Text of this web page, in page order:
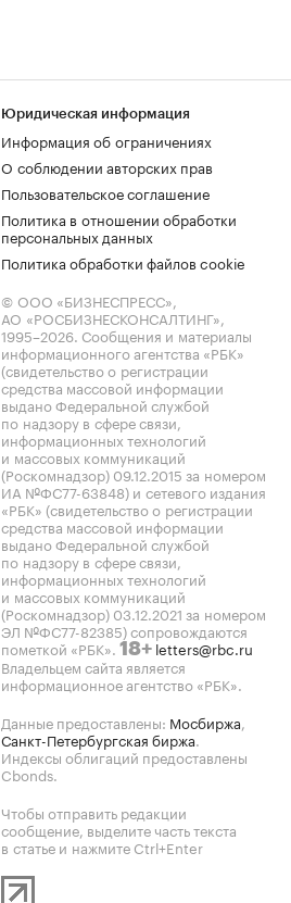
Юридическая информация
Информация об ограничениях
О соблюдении авторских прав
Пользовательское соглашение
Политика в отношении обработки
персональных данных
Политика обработки файлов cookie
© ООО «БИЗНЕСПРЕСС»,
АО «РОСБИЗНЕСКОНСАЛТИНГ»,
1995–2026. Сообщения и материалы
информационного агентства «РБК»
(свидетельство о регистрации
средства массовой информации
выдано Федеральной службой
по надзору в сфере связи,
информационных технологий
и массовых коммуникаций
(Роскомнадзор) 09.12.2015 за номером
ИА №ФС77-63848) и сетевого издания
«РБК» (свидетельство о регистрации
средства массовой информации
выдано Федеральной службой
по надзору в сфере связи,
информационных технологий
и массовых коммуникаций
(Роскомнадзор) 03.12.2021 за номером
ЭЛ №ФС77-82385) сопровождаются
пометкой «РБК». 18+ letters@rbc.ru
Владельцем сайта является
информационное агентство «РБК».
Данные предоставлены: Мосбиржа,
Санкт-Петербургская биржа.
Индексы облигаций предоставлены
Cbonds.
Чтобы отправить редакции
сообщение, выделите часть текста
в статье и нажмите Ctrl+Enter